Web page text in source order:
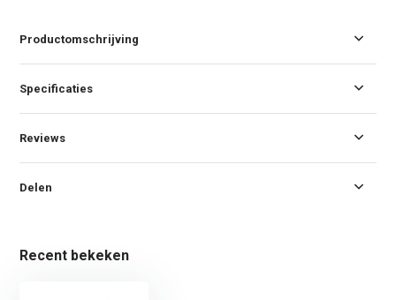
Productomschrijving
Specificaties
Reviews
Delen
Recent bekeken